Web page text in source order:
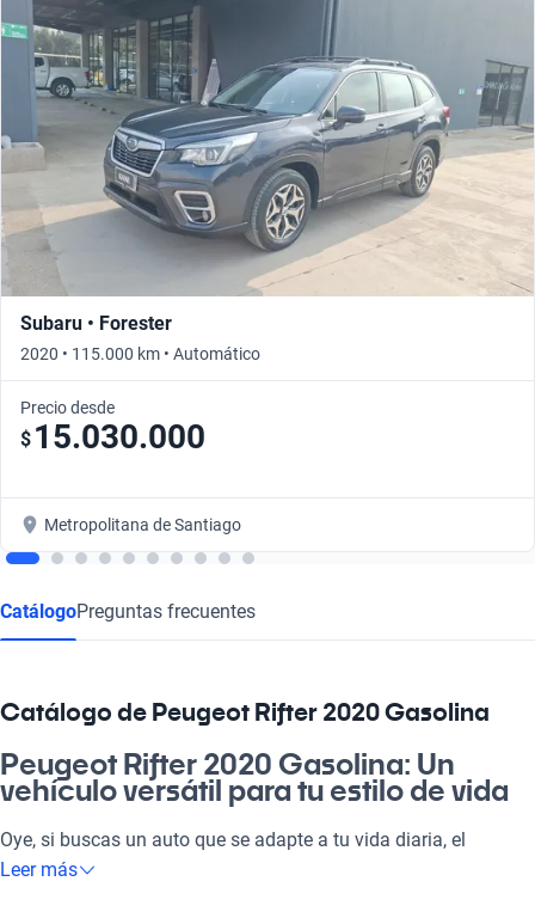
Subaru • Forester
2020 • 115.000 km • Automático
Precio desde
$ 15.030.000
Metropolitana de Santiago
CatálogoPreguntas frecuentes
Catálogo de Peugeot Rifter 2020 Gasolina
Peugeot Rifter 2020 Gasolina: Un
vehículo versátil para tu estilo de vida
Oye, si buscas un auto que se adapte a tu vida diaria, el
Peugeot Rifter 2020 Gasolina es la opción ideal. Con su diseño
Leer más